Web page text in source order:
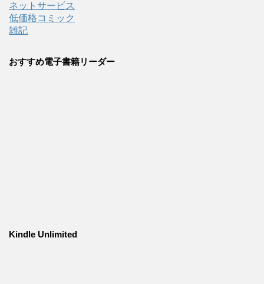
ネットサービス
低価格コミック
雑記
おすすめ電子書籍リーダー
Kindle Unlimited